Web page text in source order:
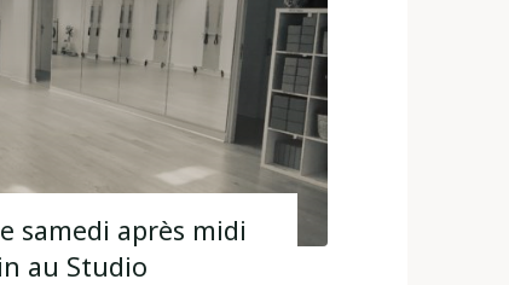
samedi après midi
au Studio